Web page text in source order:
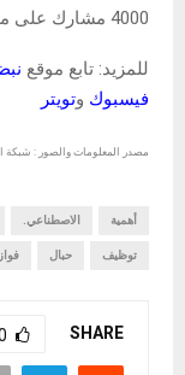
4000 مشارك على مدار أيام المؤتمر الثلاثة.
للمزيد: تابع موقع
فيسبوك وتويتر
مصدر المعلومات والصور : شبكة
أهمية الاصطناعي.
توظيف حبال فواز
SHARE